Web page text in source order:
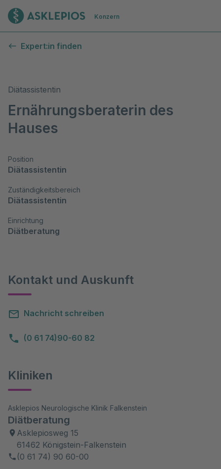
Zur Startseite
Konzern
Expert:in finden
Diätassistentin
Ernährungsberaterin des
Hauses
Position
Diätassistentin
Zuständigkeitsbereich
Diätassistentin
Einrichtung
Diätberatung
Kontakt und Auskunft
Nachricht schreiben
(0 61 74)90-60 82
Kliniken
Asklepios Neurologische Klinik Falkenstein
Diätberatung
Asklepiosweg 15
61462 Königstein-Falkenstein
(0 61 74) 90 60-00